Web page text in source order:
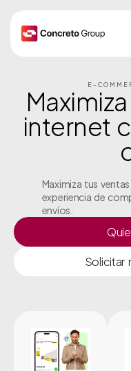
E-
internet
Maximiza tus
experiencia de
envíos.
Solicitar